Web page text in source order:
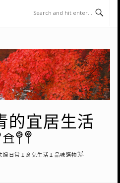
的宜居生活
婦日常Ｉ育兒生活Ｉ品味選物𓅮